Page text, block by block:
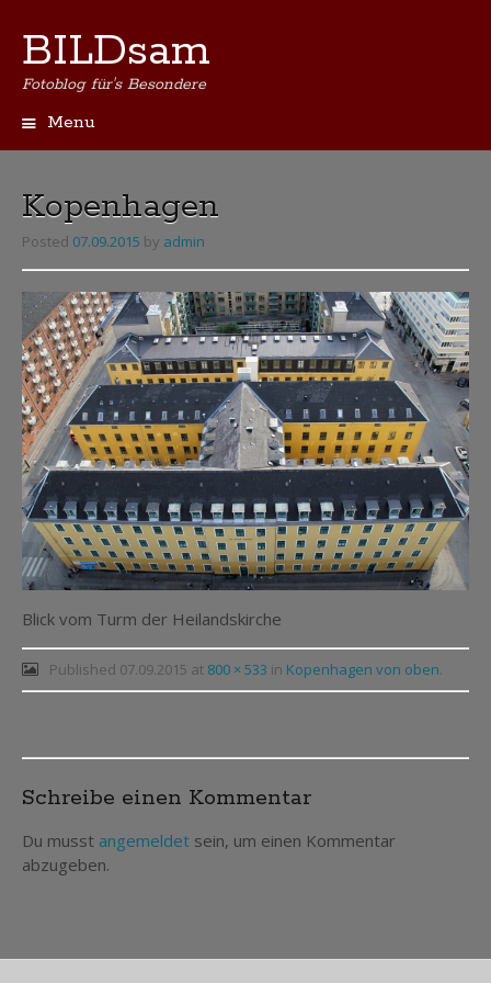
BILDsam
Fotoblog für's Besondere
Menu
Kopenhagen
Posted 07.09.2015 by admin
Blick vom Turm der Heilandskirche
Published 07.09.2015 at 800 × 533 in Kopenhagen von oben.
Post
navigation
Schreibe einen Kommentar
Du musst angemeldet sein, um einen Kommentar
abzugeben.